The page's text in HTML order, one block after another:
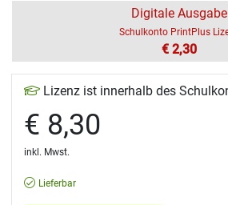
Digitale Ausgabe
Schulkonto PrintPlus
€ 2,30
Lizenz ist innerhalb des
€ 8,30
inkl. Mwst.
Lieferbar